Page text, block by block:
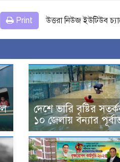
Print উত্তরা নিউজ ইউটিউব
দেশে ভারি বৃষ্টির
১০ জেলায় বন্যার